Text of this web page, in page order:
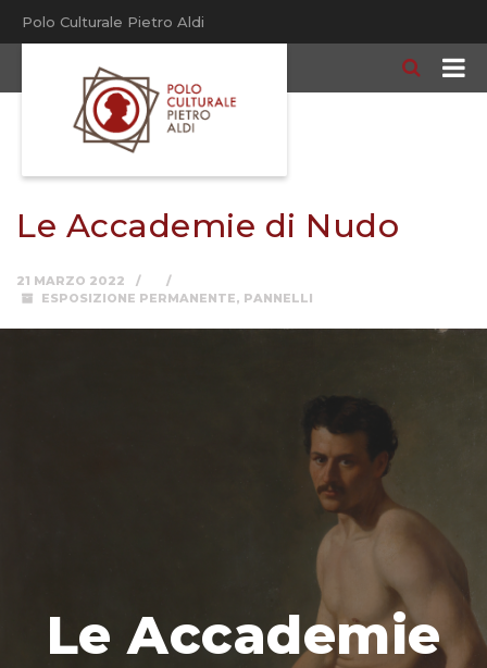
Polo Culturale Pietro Aldi
Le Accademie di Nudo
21 MARZO 2022
ESPOSIZIONE PERMANENTE, PANNELLI
Le Accademie